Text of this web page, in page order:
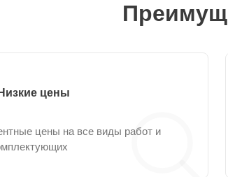
Низкие цены
цены на все виды работ и